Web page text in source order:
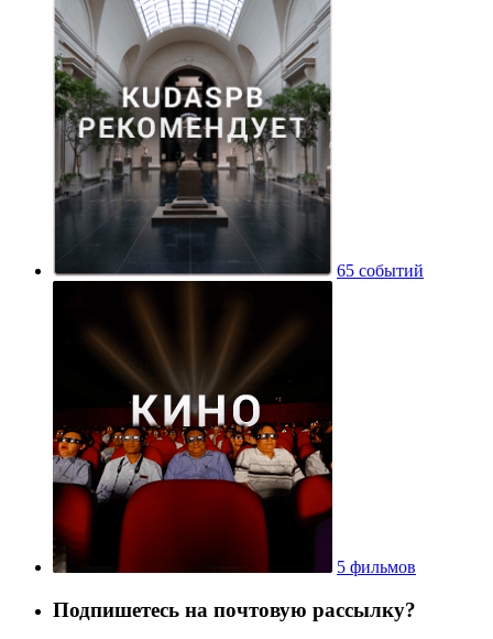
65 событий
5 фильмов
Подпишетесь на почтовую рассылку?